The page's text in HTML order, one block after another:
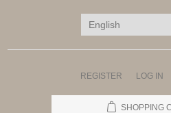
REGISTER LOG IN
SHOPPING